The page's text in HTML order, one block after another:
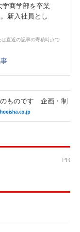
商学部を卒業
新入社員とし
直近の記事の寄稿時点で
のものです 企画・制
PR